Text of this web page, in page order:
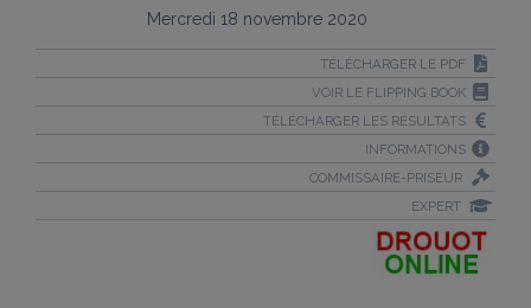
Mercredi 18 novembre 2020
TÉLÉCHARGER LE PDF
VOIR LE FLIPPING BOOK
TÉLÉCHARGER LES RÉSULTATS
INFORMATIONS
COMMISSAIRE-PRISEUR
EXPERT